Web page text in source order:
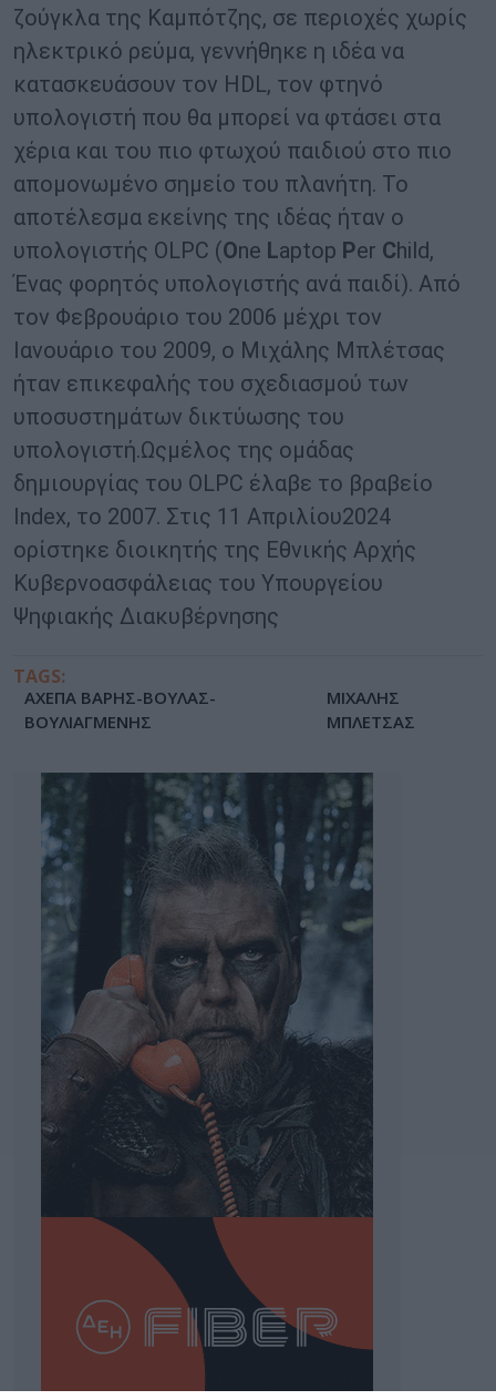
ζούγκλα της Καμπότζης, σε περιοχές χωρίς
ηλεκτρικό ρεύμα, γεννήθηκε η ιδέα να
κατασκευάσουν τον HDL, τον φτηνό
υπολογιστή που θα μπορεί να φτάσει στα
χέρια και του πιο φτωχού παιδιού στο πιο
απομονωμένο σημείο του πλανήτη. Το
αποτέλεσμα εκείνης της ιδέας ήταν ο
υπολογιστής OLPC (One Laptop Per Child,
Ένας φορητός υπολογιστής ανά παιδί). Από
τον Φεβρουάριο του 2006 μέχρι τον
Ιανουάριο του 2009, ο Μιχάλης Μπλέτσας
ήταν επικεφαλής του σχεδιασμού των
υποσυστημάτων δικτύωσης του
υπολογιστή.Ωςμέλος της ομάδας
δημιουργίας του OLPC έλαβε το βραβείο
Index, το 2007. Στις 11 Απριλίου2024
ορίστηκε διοικητής της Εθνικής Αρχής
Κυβερνοασφάλειας του Υπουργείου
Ψηφιακής Διακυβέρνησης
TAGS:
AXEΠΑ ΒΑΡΗΣ-ΒΟΥΛΑΣ-
ΒΟΥΛΙΑΓΜΕΝΗΣ
ΜΙΧΑΛΗΣ
ΜΠΛΕΤΣΑΣ